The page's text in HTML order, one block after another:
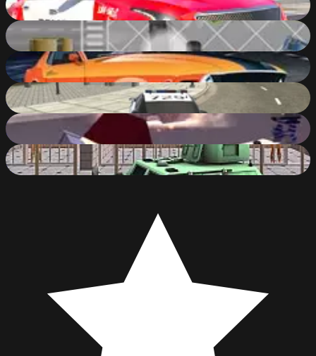
82%
The Heist
62
GTA Cars Jigsaw Challenge
64%
Police Cop Driver Simulator
82%
Pixel Stories 1: Young Blood
84
Prisonier Transport Simulator 2019
88%